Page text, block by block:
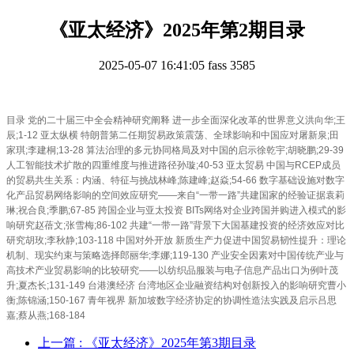
《亚太经济》2025年第2期目录
2025-05-07 16:41:05 fass 3585
目录 党的二十届三中全会精神研究阐释 进一步全面深化改革的世界意义洪向华;王
辰;1-12 亚太纵横 特朗普第二任期贸易政策震荡、全球影响和中国应对屠新泉;田
家琪;李建桐;13-28 算法治理的多元协同格局及对中国的启示徐乾宇;胡晓鹏;29-39
人工智能技术扩散的四重维度与推进路径孙璇;40-53 亚太贸易 中国与RCEP成员
的贸易共生关系：内涵、特征与挑战林峰;陈建峰;赵焱;54-66 数字基础设施对数字
化产品贸易网络影响的空间效应研究——来自“一带一路”共建国家的经验证据袁莉
琳;祝合良;季鹏;67-85 跨国企业与亚太投资 BITs网络对企业跨国并购进入模式的影
响研究赵蓓文;张雪梅;86-102 共建“一带一路”背景下大国基建投资的经济效应对比
研究胡玫;李秋静;103-118 中国对外开放 新质生产力促进中国贸易韧性提升：理论
机制、现实约束与策略选择郎丽华;李娜;119-130 产业安全因素对中国传统产业与
高技术产业贸易影响的比较研究——以纺织品服装与电子信息产品出口为例叶茂
升;夏杰长;131-149 台港澳经济 台湾地区企业融资结构对创新投入的影响研究曹小
衡;陈锦涵;150-167 青年视界 新加坡数字经济协定的协调性造法实践及启示吕思
嘉;蔡从燕;168-184
上一篇 : 《亚太经济》2025年第3期目录